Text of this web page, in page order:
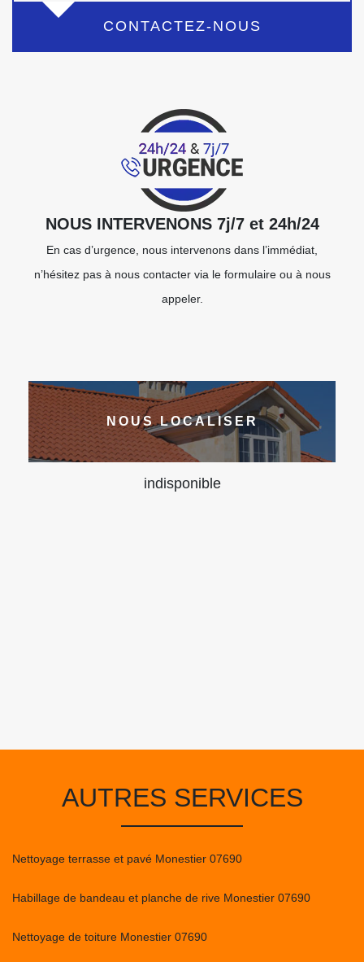
CONTACTEZ-NOUS
NOUS INTERVENONS 7j/7 et 24h/24
En cas d’urgence, nous intervenons dans l’immédiat,
n’hésitez pas à nous contacter via le formulaire ou à nous
appeler.
NOUS LOCALISER
indisponible
AUTRES SERVICES
Nettoyage terrasse et pavé Monestier 07690
Habillage de bandeau et planche de rive Monestier 07690
Nettoyage de toiture Monestier 07690